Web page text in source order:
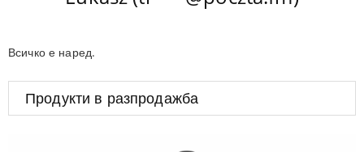
Всичко е наред.
Продукти в разпродажба